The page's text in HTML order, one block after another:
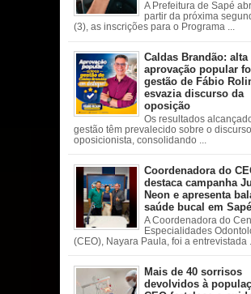
A Prefeitura de Sapé
partir da próxima
(3), as inscrições para o Programa ...
Caldas Brandão: alta
aprovação popular
gestão de Fábio
esvazia discurso da
oposição
Os resultados
gestão têm prevalecido sobre o discurso
oposicionista, consolidando ...
Coordenadora do
destaca campanha
Neon e apresenta
saúde bucal em Sapé
A Coordenadora do
Especialidades
(CEO), Nayara Paula, foi a entrevistada ...
Mais de 40 sorrisos
devolvidos à